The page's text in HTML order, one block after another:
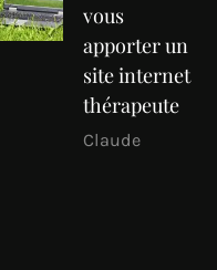
vous
apporter un
site internet
thérapeute
Claude